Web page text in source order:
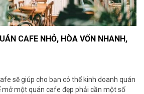
CAFE NHỎ, HÒA VỐN NHANH,
sẽ giúp cho bạn có thể kinh doanh quán
mở một quán cafe đẹp phải cần một số